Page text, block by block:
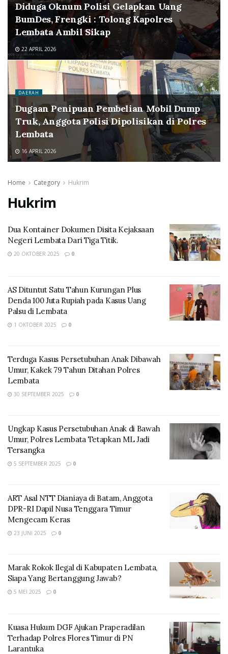
Diduga Oknum Polisi Gelapkan Uang
BumDes, Frengki : Tolong Kapolres
Lembata Ambil Sikap
22 APRIL 2026
DAERAH
Dugaan Penipuan Pembelian Mobil Dump
Truk, Anggota Polisi Dipolisikan di Polres
Lembata
16 APRIL 2026
Home Category Hukrim
Hukrim
Dua Kontainer Dokumen Disita Kejaksaan
Negeri Lembata Dari Tiga Titik.
20 OKTOBER 2025 0
AS Dituntut Satu Tahun Kurungan Plus
Denda 100 Juta Rupiah pada Kasus Uang
Palsu di Lembata
1 OKTOBER 2025 0
Terduga Kasus Persetubuhan Anak Dibawah
Umur, Kakek 79 Tahun Ditahan Polres
Lembata
30 SEPTEMBER 2025 0
Ungkap Kasus Persetubuhan Anak di Bawah
Umur, Polres Lembata Tetapkan ML Jadi
Tersangka
5 SEPTEMBER 2025 0
ART Asal NTT Dianiaya di Batam, Anggota
DPR-RI Dapil Nusa Tenggara Timur
Mengecam Keras
23 JUNI 2025 0
Marak Rokok Ilegal di Kabupaten Lembata,
Siapa Yang Bertanggung Jawab?
5 MEI 2025 0
Kuasa Hukum DGF Ajukan Praperadilan
Terhadap Polres Flores Timur di PN
Larantuka